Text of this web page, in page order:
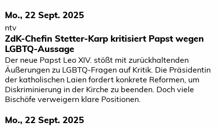
Mo., 22 Sept. 2025
ntv
ZdK-Chefin Stetter-Karp kritisiert Papst wegen
LGBTQ-Aussage
Der neue Papst Leo XIV. stößt mit zurückhaltenden
Äußerungen zu LGBTQ-Fragen auf Kritik. Die Präsidentin
der katholischen Laien fordert konkrete Reformen, um
Diskriminierung in der Kirche zu beenden. Doch viele
Bischöfe verweigern klare Positionen.
Mo., 22 Sept. 2025